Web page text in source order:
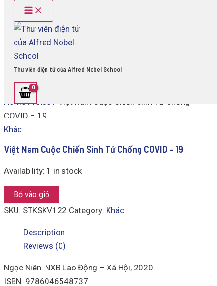
content
Main
Menu
Thư viện điện tử của Alfred Nobel School
Home/Khác / Việt Nam Cuộc Chiến Sinh Tử Chống
COVID – 19
Khác
Việt Nam Cuộc Chiến Sinh Tử Chống COVID – 19
Availability: 1 in stock
Cuộc
Sinh
COVID
Bỏ vào giỏ
SKU: STKSKV122 Category: Khác
Description
Reviews (0)
Ngọc Niên. NXB Lao Động – Xã Hội, 2020.
ISBN: 9786046548737